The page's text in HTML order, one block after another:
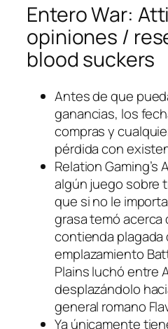
Entero War:
opiniones /
blood suckers
Antes de que
ganancias, los
compras y
pérdida con
Relation Gaming’s
algún juego sobre
que si no le
grasa temó acerca
contienda plagada
emplazamiento
Plains luchó entre
desplazándolo
general romano
Ya únicamente